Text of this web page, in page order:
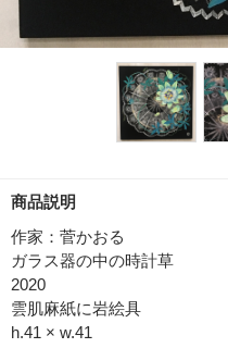
商品説明
作家：菅かおる
ガラス器の中の時計草
2020
雲肌麻紙に岩絵具
h.41 × w.41